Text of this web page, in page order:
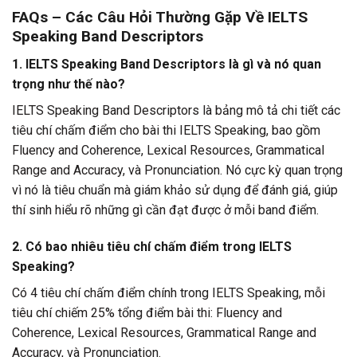
FAQs – Các Câu Hỏi Thường Gặp Về IELTS
Speaking Band Descriptors
1. IELTS Speaking Band Descriptors là gì và nó quan
trọng như thế nào?
IELTS Speaking Band Descriptors là bảng mô tả chi tiết các
tiêu chí chấm điểm cho bài thi IELTS Speaking, bao gồm
Fluency and Coherence, Lexical Resources, Grammatical
Range and Accuracy, và Pronunciation. Nó cực kỳ quan trọng
vì nó là tiêu chuẩn mà giám khảo sử dụng để đánh giá, giúp
thí sinh hiểu rõ những gì cần đạt được ở mỗi band điểm.
2. Có bao nhiêu tiêu chí chấm điểm trong IELTS
Speaking?
Có 4 tiêu chí chấm điểm chính trong IELTS Speaking, mỗi
tiêu chí chiếm 25% tổng điểm bài thi: Fluency and
Coherence, Lexical Resources, Grammatical Range and
Accuracy, và Pronunciation.